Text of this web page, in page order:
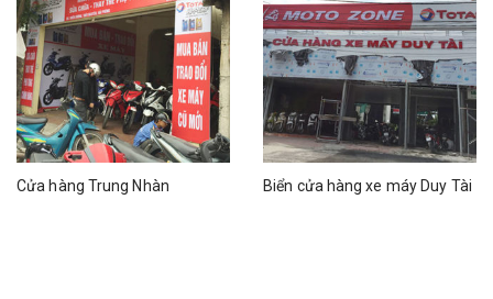
Cửa hàng Trung Nhàn Biển cửa hàng xe máy Duy Tài